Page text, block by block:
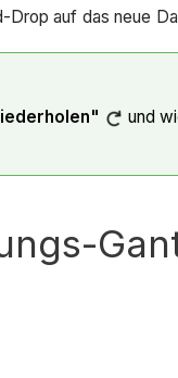
Drop auf das neue
und